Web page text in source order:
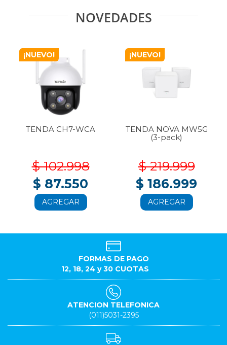
NOVEDADES
¡NUEVO!
TENDA CH7-WCA
$ 102.998
$ 87.550
AGREGAR
¡NUEVO!
TENDA NOVA MW5G
(3-pack)
$ 219.999
$ 186.999
AGREGAR
FORMAS DE PAGO
12, 18, 24 y 30 CUOTAS
ATENCION TELEFONICA
(011)5031-2395